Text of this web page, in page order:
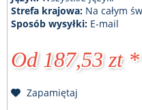
Strefa krajowa: Na całym
Sposób wysyłki: E-mail
Od 187,53 zt *
Zapamiętaj